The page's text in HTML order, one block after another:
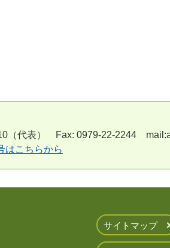
（代表） Fax: 0979-22-2244
はこちらから
サイトマップ